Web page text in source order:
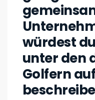
würdest
unter den
Golfern